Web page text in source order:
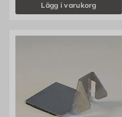
Lägg i varukorg